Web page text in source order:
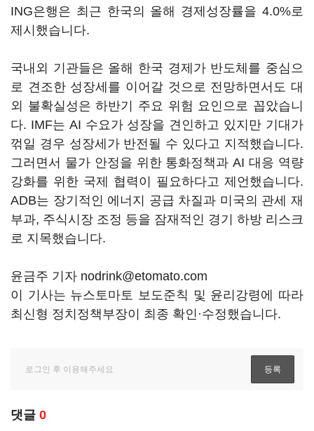
ING은행은 최근 한국의 올해 경제성장률을 4.0%로
제시했습니다.
국내외 기관들은 올해 한국 경제가 반도체를 중심으
로 견조한 성장세를 이어갈 것으로 전망하면서도 대
외 불확실성은 하반기 주요 위험 요인으로 꼽았습니
다. IMF는 AI 수요가 성장을 견인하고 있지만 기대가
꺾일 경우 성장세가 반전될 수 있다고 지적했습니다.
그러면서 물가 안정을 위한 통화정책과 AI 대응 역량
강화를 위한 국제 협력이 필요하다고 제언했습니다.
ADB는 장기적인 에너지 공급 차질과 미국의 관세 재
부과, 주식시장 조정 등을 잠재적인 경기 하방 리스크
로 지목했습니다.
윤금주 기자 nodrink@etomato.com
이 기사는 뉴스토마토 보도준칙 및 윤리강령에 따라
최신형 정치정책부장이 최종 확인·수정했습니다.
댓글 0